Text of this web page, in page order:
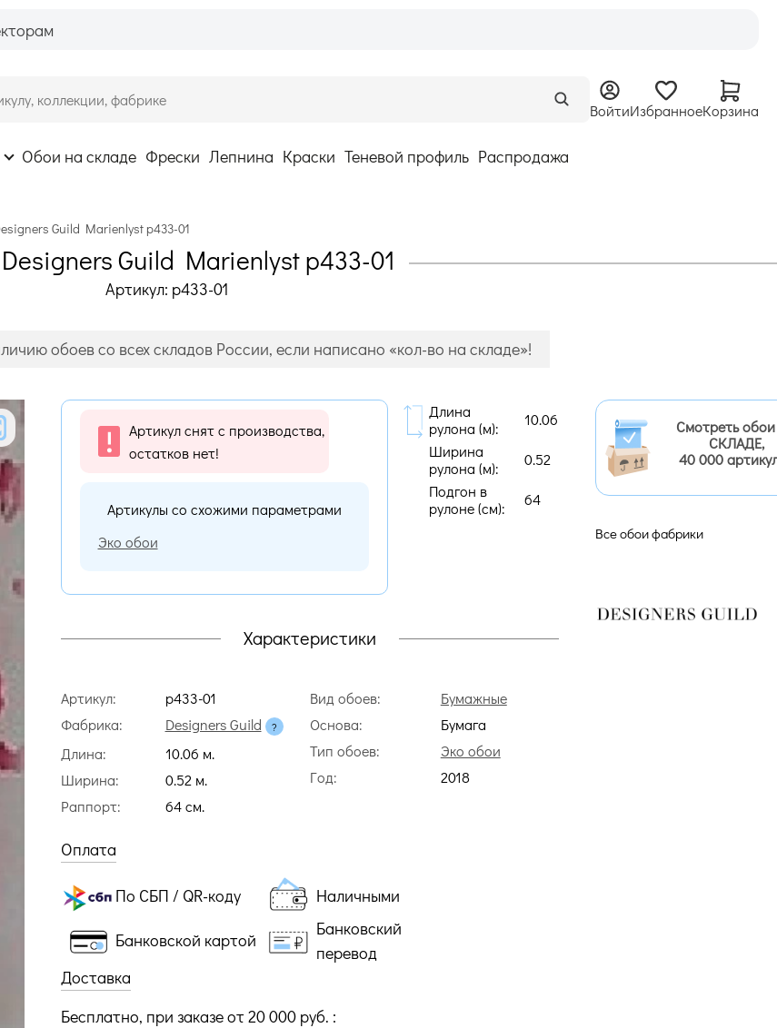
ВойтиИзбранноеКорзина
Обои на складе Фрески Лепнина Краски Теневой профиль Распродажа
Guild Marienlyst p433-01
Guild Marienlyst p433-01
Артикул: p433-01
обоев со всех складов России, если написано «кол-во на складе»!
Артикул снят с производства,
остатков нет!
Артикулы со схожими параметрами
Эко обои
Длина
рулона (м):
10.06
Ширина
рулона (м):
0.52
Подгон в
рулоне (cм):
64
Характеристики
Артикул:
p433-01
Фабрика:
Designers Guild
Длина:
10.06 м.
Ширина:
0.52 м.
Раппорт:
64 cм.
Вид обоев:
Бумажные
Основа:
Бумага
Тип обоев:
Эко обои
Год:
2018
Оплата
По СБП / QR-коду Наличными
Банковской картой
Банковский
перевод
Доставка
Бесплатно, при заказе от 20 000 руб. :
Смотреть
СКЛАДЕ,
40 000
Все обои фабрики